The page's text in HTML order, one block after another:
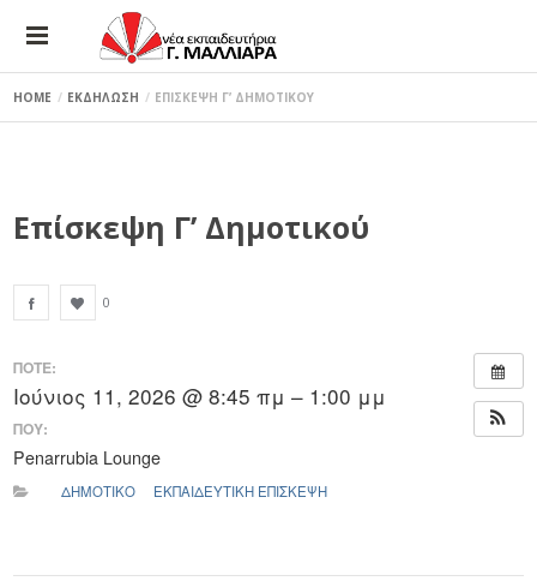
HOME ΕΚΔΗΛΩΣΗ ΕΠΙΣΚΕΨΗ Γ’ ΔΗΜΟΤΙΚΟΥ
Επίσκεψη Γ’ Δημοτικού
0
ΠΟΤΕ:
Ιούνιος 11, 2026 @ 8:45 πμ – 1:00 μμ
ΠΟΥ:
Penarrubia Lounge
ΔΗΜΟΤΙΚΟ ΕΚΠΑΙΔΕΥΤΙΚΗ ΕΠΙΣΚΕΨΗ